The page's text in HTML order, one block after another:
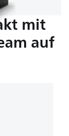
mit
auf